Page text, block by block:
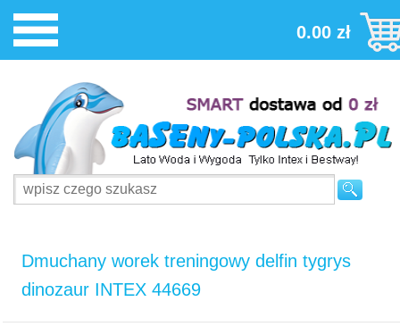
0.00 zł
Dmuchany worek treningowy delfin tygrys
dinozaur INTEX 44669